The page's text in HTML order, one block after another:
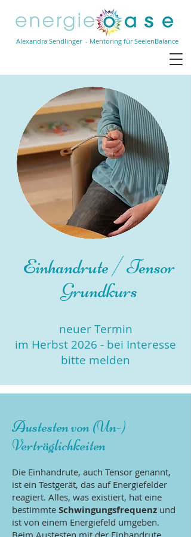
Alexandra Sendlinger - Mentoring für SeelenBalance
Einhandrute / Tensor
Grundkurs
neuer Termin
im Herbst 2026 - bei Interesse
bitte melden
Austesten von (Un-)
Verträglichkeiten
Die Einhandrute, auch Tensor genannt,
ist ein Testgerät, das auf Energiefelder
reagiert. Alles, was existiert, hat eine
bestimmte Schwingungsfrequenz und
ist von einem Energiefeld umgeben.
Beim Austesten mit der Einhandrute